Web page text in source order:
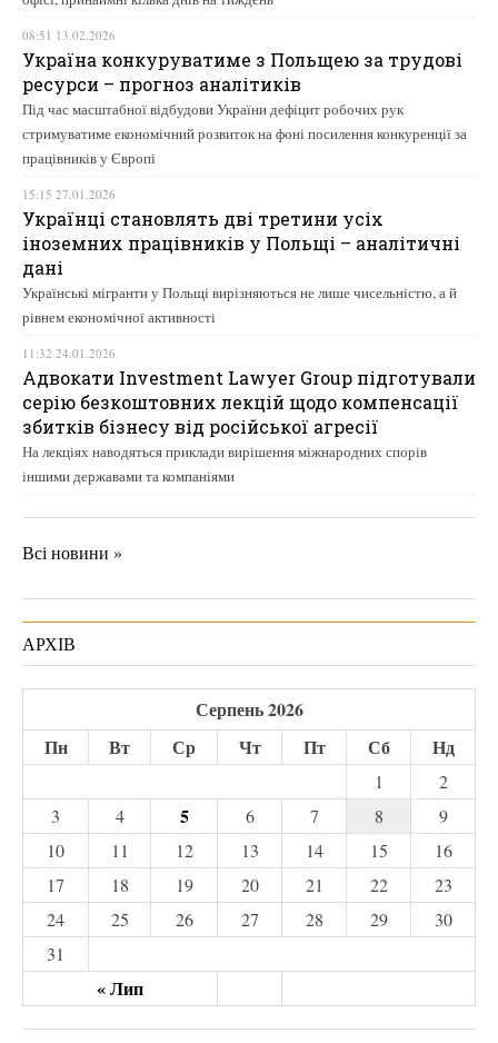
08:51 13.02.2026
Україна конкуруватиме з Польщею за трудові
ресурси – прогноз аналітиків
Під час масштабної відбудови України дефіцит робочих рук
стримуватиме економічний розвиток на фоні посилення конкуренції за
працівників у Європі
15:15 27.01.2026
Українці становлять дві третини усіх
іноземних працівників у Польщі – аналітичні
дані
Українські мігранти у Польщі вирізняються не лише чисельністю, а й
рівнем економічної активності
11:32 24.01.2026
Адвокати Investment Lawyer Group підготували
серію безкоштовних лекцій щодо компенсації
збитків бізнесу від російської агресії
На лекціях наводяться приклади вирішення міжнародних спорів
іншими державами та компаніями
Всі новини »
АРХІВ
Серпень 2026
Пн
Вт Ср Чт Пт Сб Нд
« Лип
1
2
3
4 5 6 7 8
9
10
11 12 13 14 15
16
17
18 19 20 21 22
23
24
25 26 27 28 29
30
31